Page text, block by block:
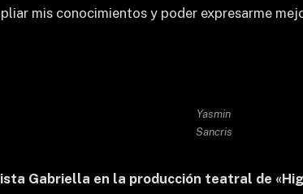
mis conocimientos y poder expresarme
Yasmin
Sancris
Gabriella en la producción teatral de